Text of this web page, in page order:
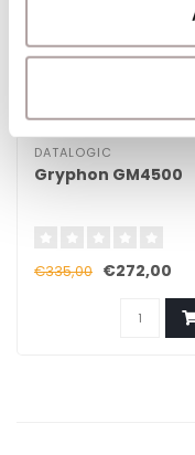
DATALOGIC
Gryphon GM4500
€335,00 €272,00